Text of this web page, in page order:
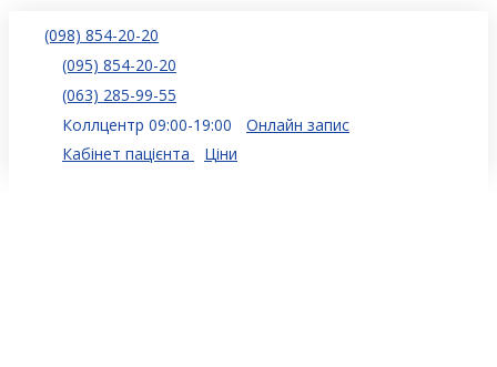
(098) 854-20-20
(095) 854-20-20
(063) 285-99-55
Коллцентр 09:00-19:00
Онлайн запис
Кабінет пацієнта
Ціни